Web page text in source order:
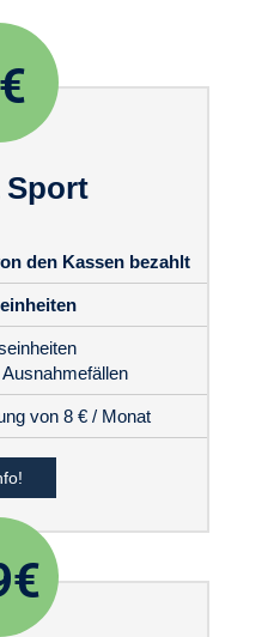
Sport
den Kassen bezahlt
von 8 € / Monat